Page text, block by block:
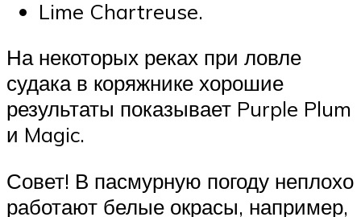
Lime Chartreuse.
На некоторых реках при ловле
судака в коряжнике хорошие
результаты показывает Purple Plum
и Magic.
Совет! В пасмурную погоду неплохо
работают белые окрасы, например,